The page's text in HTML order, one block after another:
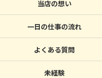
当店の想い
一日の仕事の流れ
よくある質問
未経験